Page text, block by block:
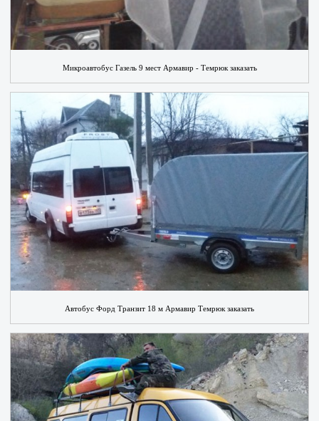
Микроавтобус Газель 9 мест Армавир - Темрюк заказать
Автобус Форд Транзит 18 м Армавир Темрюк заказать